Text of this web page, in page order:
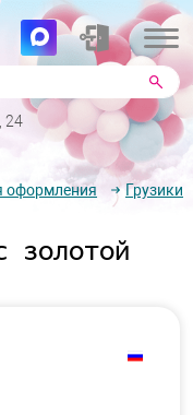
24
оформления Грузики
золотой